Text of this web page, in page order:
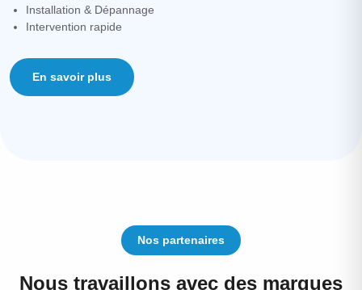
Installation & Dépannage
Intervention rapide
En savoir plus
Nos partenaires
Nous travaillons avec des marques